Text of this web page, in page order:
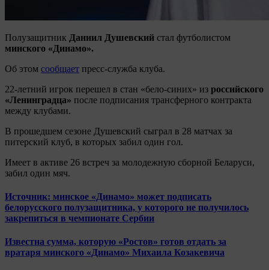
Полузащитник Даниил Душевский стал футболистом
минского «Динамо».
Об этом сообщает пресс-служба клуба.
22-летний игрок перешел в стан «бело-синих» из российского
«Ленинградца» после подписания трансферного контракта
между клубами.
В прошедшем сезоне Душевский сыграл в 28 матчах за
питерский клуб, в которых забил один гол.
Имеет в активе 26 встреч за молодежную сборной Беларуси,
забил один мяч.
Источник: минское «Динамо» может подписать
белорусского полузащитника, у которого не получилось
закрепиться в чемпионате Сербии
Известна сумма, которую «Ростов» готов отдать за
вратаря минского «Динамо» Михаила Козакевича